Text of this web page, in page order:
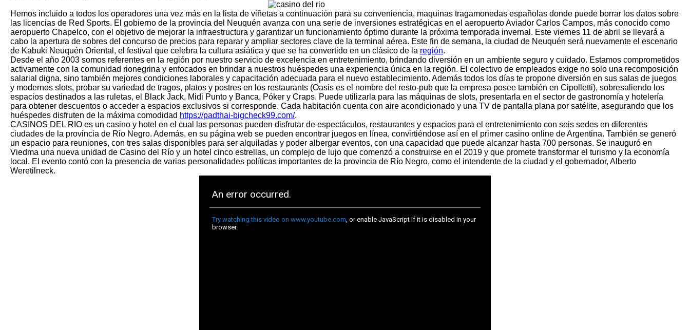
Hemos incluido a todos los operadores una vez más en la lista de viñetas a continuación para su conveniencia, maquinas tragamonedas españolas donde puede borrar los datos sobre
las licencias de Red Sports. El gobierno de la provincia del Neuquén avanza con una serie de inversiones estratégicas en el aeropuerto Aviador Carlos Campos, más conocido como
aeropuerto Chapelco, con el objetivo de mejorar la infraestructura y garantizar un funcionamiento óptimo durante la próxima temporada invernal. Este viernes 11 de abril se llevará a
cabo la apertura de sobres del concurso de precios para reparar y ampliar sectores clave de la terminal aérea. Este fin de semana, la ciudad de Neuquén será nuevamente el escenario
de Kabuki Neuquén Oriental, el festival que celebra la cultura asiática y que se ha convertido en un clásico de la región.
Desde el año 2003 somos referentes en la región por nuestro servicio de excelencia en entretenimiento, brindando diversión en un ambiente seguro y cuidado. Estamos comprometidos
activamente con la comunidad rionegrina y enfocados en brindar a nuestros huéspedes una experiencia única en la región. El colectivo de empleados exige no solo una recomposición
salarial digna, sino también mejores condiciones laborales y capacitación adecuada para el nuevo establecimiento. Además todos los días te propone diversión en sus salas de juegos
y modernos slots, probar su variedad de tragos, platos y postres en los restaurants (Oasis es el nombre del resto-pub que la empresa posee también en Cipolletti), sobresaliendo los
espacios destinados a las ruletas, el Black Jack, Midi Punto y Banca, Póker y Craps. Puede utilizarla para las máquinas de slots, presentarla en el sector de gastronomía y hotelería
para obtener descuentos o acceder a espacios exclusivos si corresponde. Cada habitación cuenta con aire acondicionado y una TV de pantalla plana por satélite, asegurando que los
huéspedes disfruten de la máxima comodidad https://padthai-bigcheck99.com/.
CASINOS DEL RIO es un casino y hotel en el cual las personas pueden disfrutar de espectáculos, restaurantes y espacios para el entretenimiento con seis sedes en diferentes
ciudades de la provincia de Rio Negro. Además, en su página web se pueden encontrar juegos en línea, convirtiéndose así en el primer casino online de Argentina. También se generó
un espacio para reuniones, con tres salas disponibles para ser alquiladas y poder albergar eventos, con una capacidad que puede alcanzar hasta 700 personas. Se inauguró en
Viedma una nueva unidad de Casino del Río y un hotel cinco estrellas, un complejo de lujo que comenzó a construirse en el 2019 y que promete transformar el turismo y la economía
local. El evento contó con la presencia de varias personalidades políticas importantes de la provincia de Río Negro, como el intendente de la ciudad y el gobernador, Alberto
Weretilneck.